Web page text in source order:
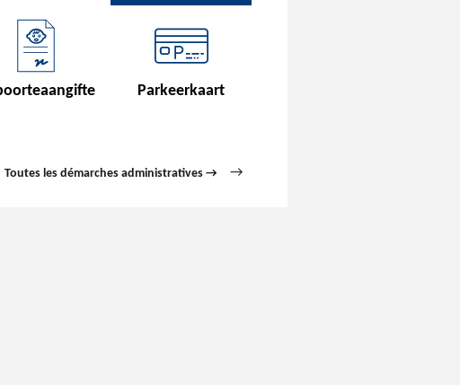
Parkeerkaart
Toutes les démarches administratives →